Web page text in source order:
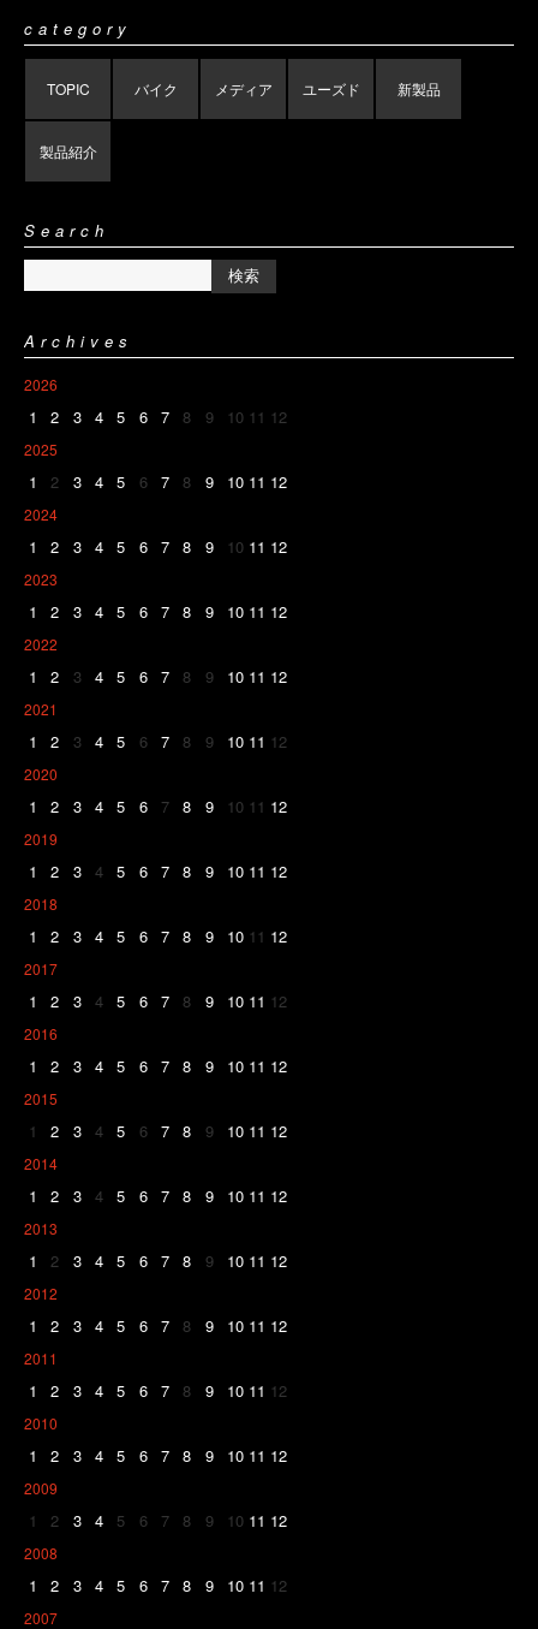
category
TOPIC バイク メディア ユーズド 新製品
製品紹介
Search
Archives
2026
1 2 3 4 5 6 7 8 9 10 11 12
2025
1 2 3 4 5 6 7 8 9 10 11 12
2024
1 2 3 4 5 6 7 8 9 10 11 12
2023
1 2 3 4 5 6 7 8 9 10 11 12
2022
1 2 3 4 5 6 7 8 9 10 11 12
2021
1 2 3 4 5 6 7 8 9 10 11 12
2020
1 2 3 4 5 6 7 8 9 10 11 12
2019
1 2 3 4 5 6 7 8 9 10 11 12
2018
1 2 3 4 5 6 7 8 9 10 11 12
2017
1 2 3 4 5 6 7 8 9 10 11 12
2016
1 2 3 4 5 6 7 8 9 10 11 12
2015
1 2 3 4 5 6 7 8 9 10 11 12
2014
1 2 3 4 5 6 7 8 9 10 11 12
2013
1 2 3 4 5 6 7 8 9 10 11 12
2012
1 2 3 4 5 6 7 8 9 10 11 12
2011
1 2 3 4 5 6 7 8 9 10 11 12
2010
1 2 3 4 5 6 7 8 9 10 11 12
2009
1 2 3 4 5 6 7 8 9 10 11 12
2008
1 2 3 4 5 6 7 8 9 10 11 12
2007